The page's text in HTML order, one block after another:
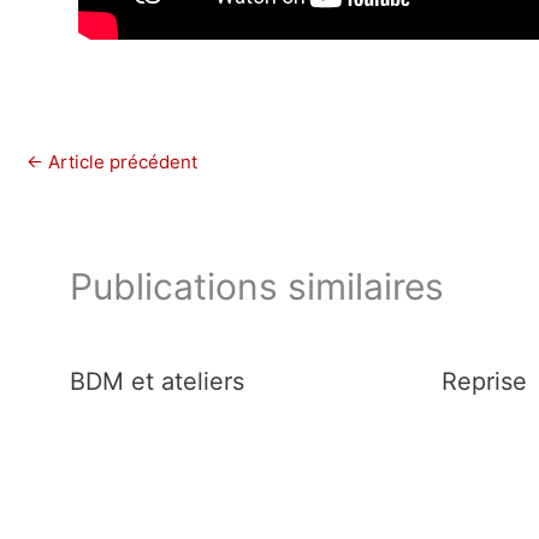
← Article précédent
Publications similaires
BDM et ateliers Reprise